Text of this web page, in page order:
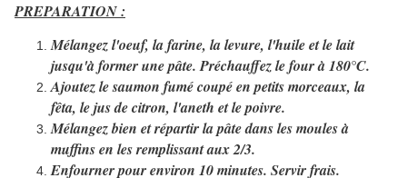
PREPARATION :
Mélangez l'oeuf, la farine, la levure, l'huile et le lait
jusqu'à former une pâte. Préchauffez le four à 180°C.
Ajoutez le saumon fumé coupé en petits morceaux, la
fêta, le jus de citron, l'aneth et le poivre.
Mélangez bien et répartir la pâte dans les moules à
muffins en les remplissant aux 2/3.
Enfourner pour environ 10 minutes. Servir frais.